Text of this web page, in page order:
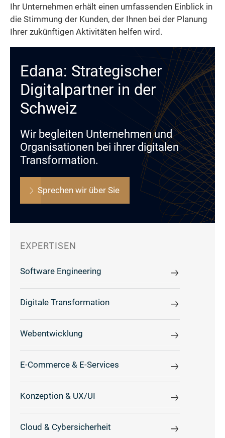
Ihr Unternehmen erhält einen umfassenden Einblick in
die Stimmung der Kunden, der Ihnen bei der Planung
Ihrer zukünftigen Aktivitäten helfen wird.
Edana: Strategischer
Digitalpartner in der
Schweiz
Wir begleiten Unternehmen und
Organisationen bei ihrer digitalen
Transformation.
Sprechen wir über Sie
EXPERTISEN
Software Engineering
Digitale Transformation
Webentwicklung
E-Commerce & E-Services
Konzeption & UX/UI
Cloud & Cybersicherheit